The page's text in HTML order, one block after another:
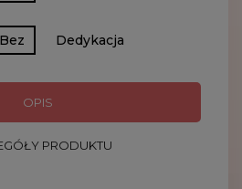
Bez Dedykacja
OPIS
PRODUKTU